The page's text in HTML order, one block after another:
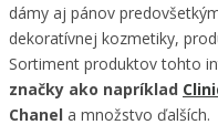
dámy aj pánov
dekoratívnej kozmetiky,
Sortiment produktov tohto
značky ako napríklad
Chanel a množstvo ďalších.